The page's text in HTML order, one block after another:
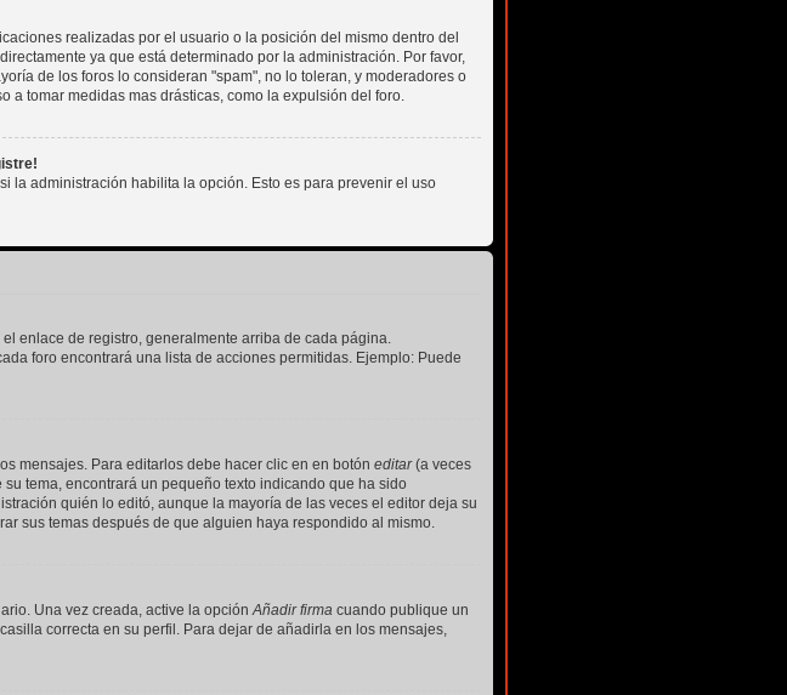
realizadas por el usuario o la posición del mismo dentro del
ya que está determinado por la administración. Por favor,
de los foros lo consideran "spam", no lo toleran, y moderadores o
tomar medidas mas drásticas, como la expulsión del foro.
la administración habilita la opción. Esto es para prevenir el uso
enlace de registro, generalmente arriba de cada página.
foro encontrará una lista de acciones permitidas. Ejemplo: Puede
mensajes. Para editarlos debe hacer clic en en botón editar(a veces
tema, encontrará un pequeño texto indicando que ha sido
quién lo editó, aunque la mayoría de las veces el editor deja su
sus temas después de que alguien haya respondido al mismo.
Una vez creada, active la opciónAñadir firma cuando publique un
correcta en su perfil. Para dejar de añadirla en los mensajes,